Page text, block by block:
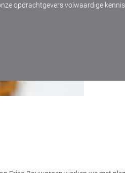
opdrachtgevers volwaardige